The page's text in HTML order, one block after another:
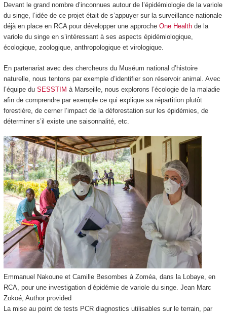
Devant le grand nombre d’inconnues autour de l’épidémiologie de la variole
du singe, l’idée de ce projet était de s’appuyer sur la surveillance nationale
déjà en place en RCA pour développer une approche One Healthde la
variole du singe en s’intéressant à ses aspects épidémiologique,
écologique, zoologique, anthropologique et virologique.
En partenariat avec des chercheurs du Muséum national d’histoire
naturelle, nous tentons par exemple d’identifier son réservoir animal. Avec
l’équipe du SESSTIM à Marseille, nous explorons l’écologie de la maladie
afin de comprendre par exemple ce qui explique sa répartition plutôt
forestière, de cerner l’impact de la déforestation sur les épidémies, de
déterminer s’il existe une saisonnalité, etc.
Emmanuel Nakoune et Camille Besombes à Zoméa, dans la Lobaye, en
RCA, pour une investigation d’épidémie de variole du singe. Jean Marc
Zokoé, Author provided
La mise au point de tests PCR diagnostics utilisables sur le terrain, par